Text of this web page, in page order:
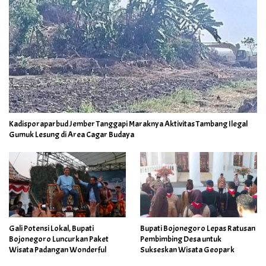
Kadisporaparbud Jember Tanggapi Maraknya Aktivitas Tambang Ilegal
Gumuk Lesung di Area Cagar Budaya
Gali Potensi Lokal, Bupati
Bojonegoro Luncurkan Paket
Wisata Padangan Wonderful
Bupati Bojonegoro Lepas Ratusan
Pembimbing Desa untuk
Sukseskan Wisata Geopark